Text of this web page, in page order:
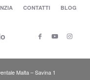
CONTATTI BLOG
Malta – Savina 1